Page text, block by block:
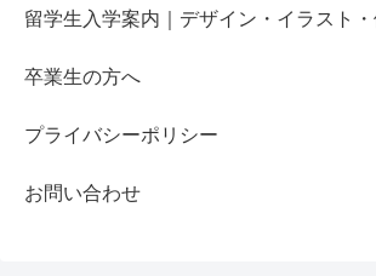
留学生入学案内｜デザイン・イラスト
卒業生の方へ
プライバシーポリシー
お問い合わせ